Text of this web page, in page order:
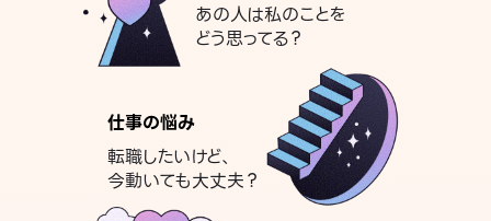
あの人は私のことを
どう思ってる？
仕事の悩み
転職したいけど、
今動いても大丈夫？